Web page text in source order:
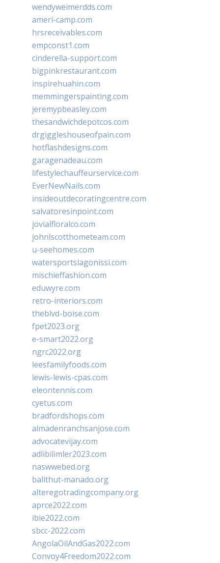
wendyweimerdds.com
ameri-camp.com
hrsreceivables.com
empconst1.com
cinderella-support.com
bigpinkrestaurant.com
inspirehuahin.com
memmingerspainting.com
jeremypbeasley.com
thesandwichdepotcos.com
drgiggleshouseofpain.com
hotflashdesigns.com
garagenadeau.com
lifestylechauffeurservice.com
EverNewNails.com
insideoutdecoratingcentre.com
salvatoresinpoint.com
jovialfloralco.com
johnlscotthometeam.com
u-seehomes.com
watersportslagonissi.com
mischieffashion.com
eduwyre.com
retro-interiors.com
theblvd-boise.com
fpet2023.org
e-smart2022.org
ngrc2022.org
leesfamilyfoods.com
lewis-lewis-cpas.com
eleontennis.com
cyetus.com
bradfordshops.com
almadenranchsanjose.com
advocatevijay.com
adlibilimler2023.com
naswwebed.org
balithut-manado.org
alteregotradingcompany.org
aprce2022.com
ibie2022.com
sbcc-2022.com
AngolaOilAndGas2022.com
Convoy4Freedom2022.com